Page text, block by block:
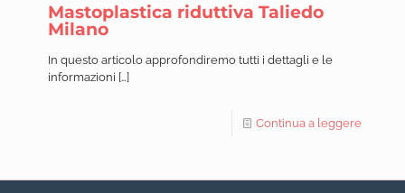
Mastoplastica riduttiva Taliedo
Milano
In questo articolo approfondiremo tutti i dettagli e le
informazioni […]
Continua a leggere